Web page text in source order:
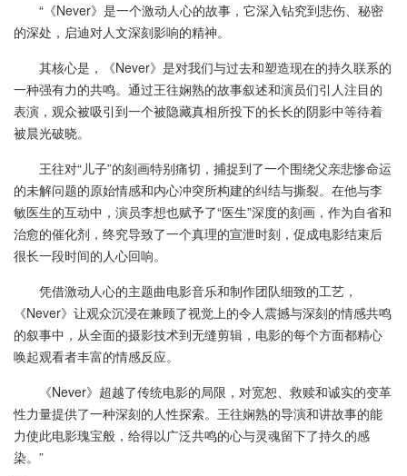
“《Never》是一个激动人心的故事，它深入钻究到悲伤、秘密
的深处，启迪对人文深刻影响的精神。
其核心是，《Never》是对我们与过去和塑造现在的持久联系的
一种强有力的共鸣。通过王往娴熟的故事叙述和演员们引人注目的
表演，观众被吸引到一个被隐藏真相所投下的长长的阴影中等待着
被晨光破晓。
王往对“儿子”的刻画特别痛切，捕捉到了一个围绕父亲悲惨命运
的未解问题的原始情感和内心冲突所构建的纠结与撕裂。在他与李
敏医生的互动中，演员李想也赋予了“医生”深度的刻画，作为自省和
治愈的催化剂，终究导致了一个真理的宣泄时刻，促成电影结束后
很长一段时间的人心回响。
凭借激动人心的主题曲电影音乐和制作团队细致的工艺，
《Never》让观众沉浸在兼顾了视觉上的令人震撼与深刻的情感共鸣
的叙事中，从全面的摄影技术到无缝剪辑，电影的每个方面都精心
唤起观看者丰富的情感反应。
《Never》超越了传统电影的局限，对宽恕、救赎和诚实的变革
性力量提供了一种深刻的人性探索。王往娴熟的导演和讲故事的能
力使此电影瑰宝般，给得以广泛共鸣的心与灵魂留下了持久的感
染。”